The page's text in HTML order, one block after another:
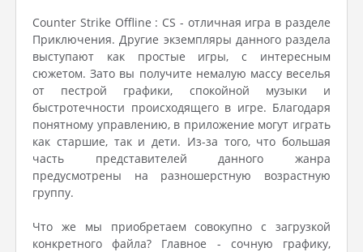
Counter Strike Offline : CS - отличная игра в разделе
Приключения. Другие экземпляры данного раздела
выступают как простые игры, с интересным
сюжетом. Зато вы получите немалую массу веселья
от пестрой графики, спокойной музыки и
быстротечности происходящего в игре. Благодаря
понятному управлению, в приложение могут играть
как старшие, так и дети. Из-за того, что большая
часть представителей данного жанра
предусмотрены на разношерстную возрастную
группу.
Что же мы приобретаем совокупно с загрузкой
конкретного файла? Главное - сочную графику,